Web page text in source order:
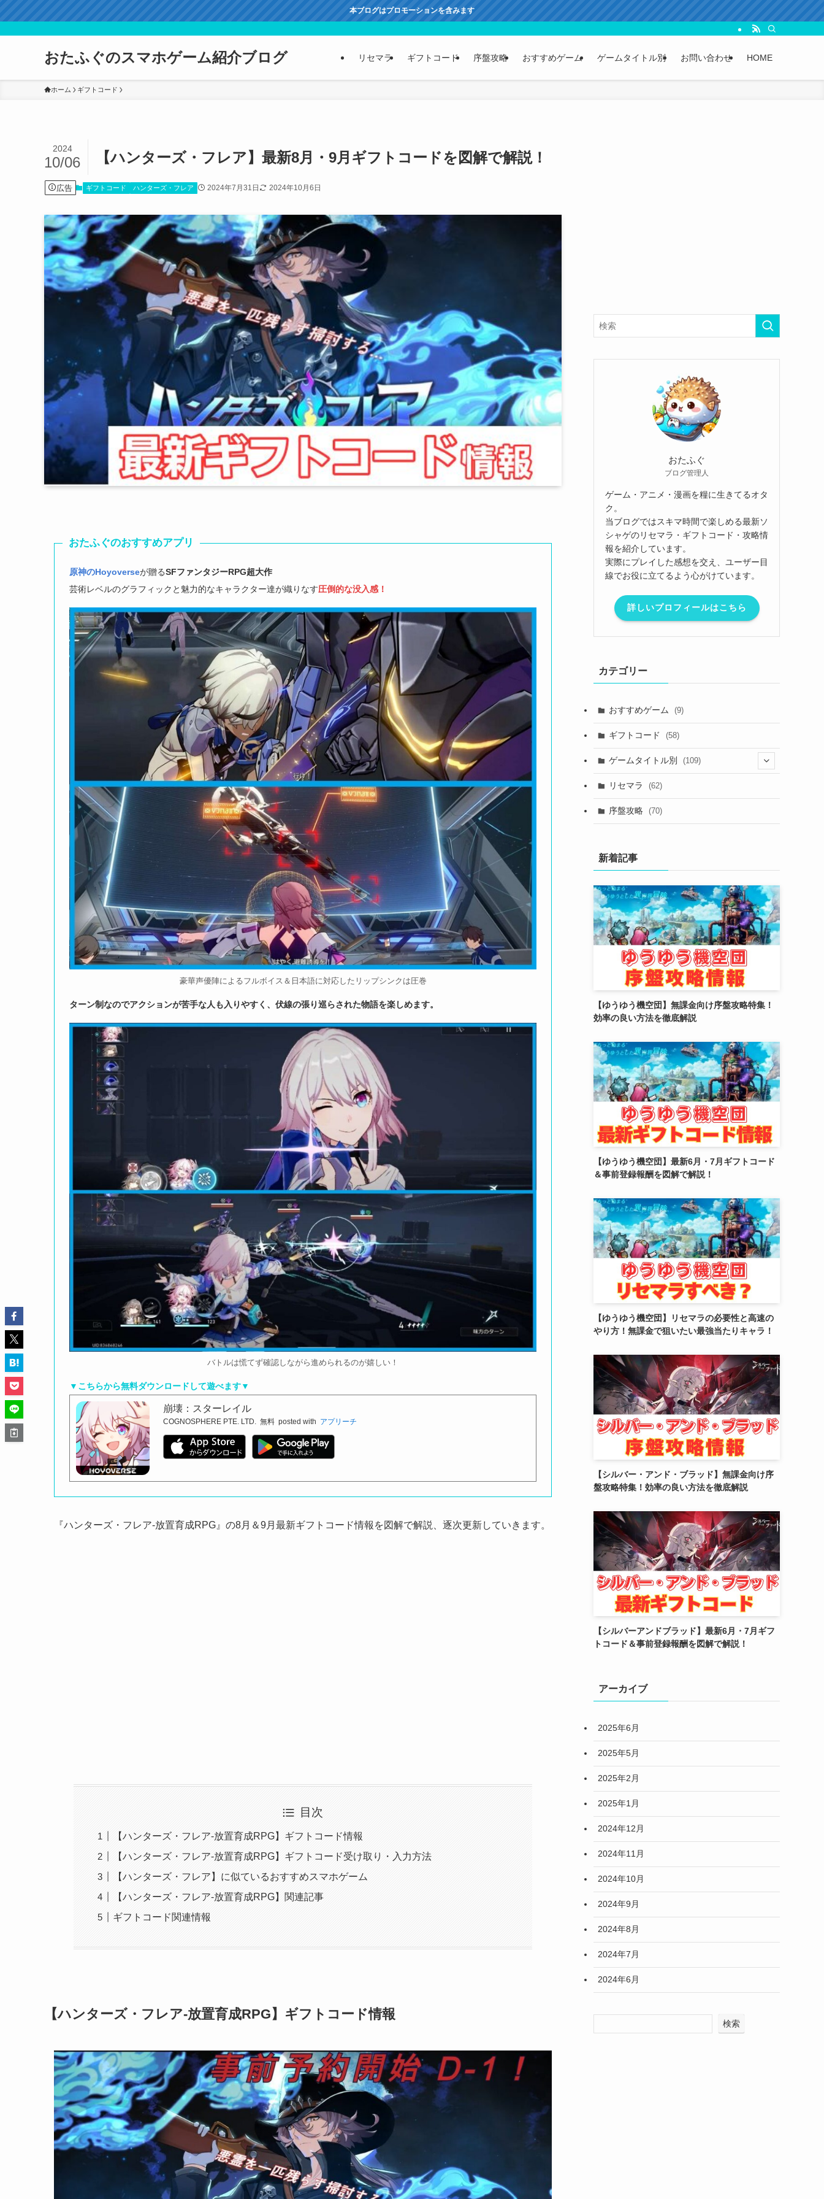
本ブログはプロモーションを含みます
おたふぐのスマホゲーム紹介ブログ リセマラ ギフトコード 序盤攻略 おすすめゲーム ゲームタイトル別 お問い合わせ HOME
ホーム ギフトコード
【ハンターズ・フレア】最新8月・9月ギフトコードを図解で解説！
2024
10/06
広告 ギフトコード ハンターズ・フレア 2024年7月31日 2024年10月6日
おたふぐのおすすめアプリ
原神のHoyoverseが贈るSFファンタジーRPG超大作
芸術レベルのグラフィックと魅力的なキャラクター達が織りなす圧倒的な没入感！
豪華声優陣によるフルボイス＆日本語に対応したリップシンクは圧巻
ターン制なのでアクションが苦手な人も入りやすく、伏線の張り巡らされた物語を楽しめます。
バトルは慌てず確認しながら進められるのが嬉しい！
▼こちらから無料ダウンロードして遊べます▼
崩壊：スターレイル
COGNOSPHERE PTE. LTD. 無料 posted with アプリーチ
『ハンターズ・フレア-放置育成RPG』の8月＆9月最新ギフトコード情報を図解で解説、逐次更新していきます。
目次
【ハンターズ・フレア-放置育成RPG】ギフトコード情報
【ハンターズ・フレア-放置育成RPG】ギフトコード受け取り・入力方法
【ハンターズ・フレア】に似ているおすすめスマホゲーム
【ハンターズ・フレア-放置育成RPG】関連記事
ギフトコード関連情報
【ハンターズ・フレア-放置育成RPG】ギフトコード情報
おたふぐ
ブログ管理人
ゲーム・アニメ・漫画を糧に生きてるオタ
ク。
当ブログではスキマ時間で楽しめる最新ソ
シャゲのリセマラ・ギフトコード・攻略情
報を紹介しています。
実際にプレイした感想を交え、ユーザー目
線でお役に立てるよう心がけています。
詳しいプロフィールはこちら
カテゴリー
おすすめゲーム (9)
ギフトコード (58)
ゲームタイトル別 (109)
(2)
(2)
(3)
(4)
(4)
(2)
(1)
(4)
(6)
(3)
(2)
(4)
(5)
(4)
(6)
(5)
(4)
(4)
(2)
(6)
(3)
(2)
(10)
(5)
リセマラ (62)
序盤攻略 (70)
新着記事
【ゆうゆう機空団】無課金向け序盤攻略特集！
効率の良い方法を徹底解説
【ゆうゆう機空団】最新6月・7月ギフトコード
＆事前登録報酬を図解で解説！
【ゆうゆう機空団】リセマラの必要性と高速の
やり方！無課金で狙いたい最強当たりキャラ！
【シルバー・アンド・ブラッド】無課金向け序
盤攻略特集！効率の良い方法を徹底解説
【シルバーアンドブラッド】最新6月・7月ギフ
トコード＆事前登録報酬を図解で解説！
アーカイブ
2025年6月
2025年5月
2025年2月
2025年1月
2024年12月
2024年11月
2024年10月
2024年9月
2024年8月
2024年7月
2024年6月
検索